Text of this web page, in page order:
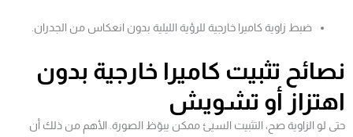
ضبط زاوية كاميرا خارجية للرؤية الليلية بدون انعكاس من الجدران.
نصائح تثبيت كاميرا خارجية بدون
اهتزاز أو تشويش
حتى لو الزاوية صح، التثبيت السيئ ممكن يبوّظ الصورة. الأهم من ذلك أن